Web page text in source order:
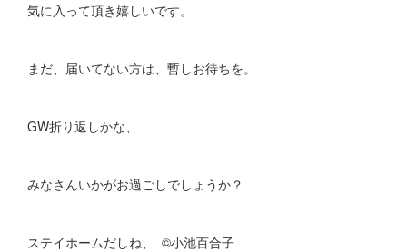
気に入って頂き嬉しいです。
まだ、届いてない方は、暫しお待ちを。
GW折り返しかな、
みなさんいかがお過ごしでしょうか？
ステイホームだしね、 ©︎小池百合子